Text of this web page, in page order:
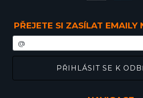
PŘEJETE SI ZASÍLAT EMAILY